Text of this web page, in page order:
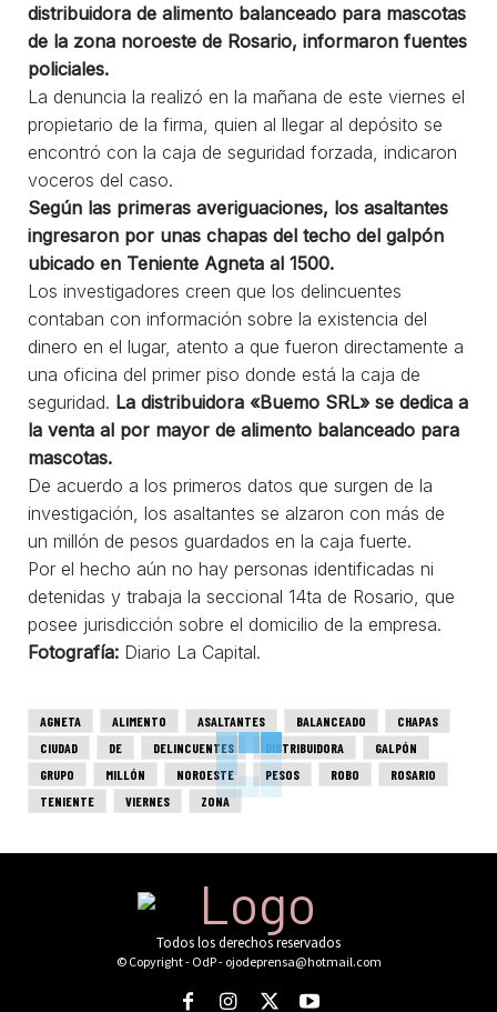
distribuidora de alimento balanceado para mascotas
de la zona noroeste de Rosario, informaron fuentes
policiales.
La denuncia la realizó en la mañana de este viernes el
propietario de la firma, quien al llegar al depósito se
encontró con la caja de seguridad forzada, indicaron
voceros del caso.
Según las primeras averiguaciones, los asaltantes
ingresaron por unas chapas del techo del galpón
ubicado en Teniente Agneta al 1500.
Los investigadores creen que los delincuentes
contaban con información sobre la existencia del
dinero en el lugar, atento a que fueron directamente a
una oficina del primer piso donde está la caja de
seguridad. La distribuidora «Buemo SRL» se dedica a
la venta al por mayor de alimento balanceado para
mascotas.
De acuerdo a los primeros datos que surgen de la
investigación, los asaltantes se alzaron con más de
un millón de pesos guardados en la caja fuerte.
Por el hecho aún no hay personas identificadas ni
detenidas y trabaja la seccional 14ta de Rosario, que
posee jurisdicción sobre el domicilio de la empresa.
Fotografía: Diario La Capital.
AGNETA ALIMENTO ASALTANTES BALANCEADO
CHAPAS
CIUDAD
DE DELINCUENTES DISTRIBUIDORA
GALPÓN
GRUPO
MILLÓN NOROESTE PESOS ROBO
ROSARIO
TENIENTE
VIERNES ZONA
Todos los derechos reservados
© Copyright - OdP - ojodeprensa@hotmail.com